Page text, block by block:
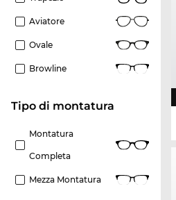
Aviatore
Ovale
Browline
Tipo di montatura
Montatura
Completa
Mezza Montatura